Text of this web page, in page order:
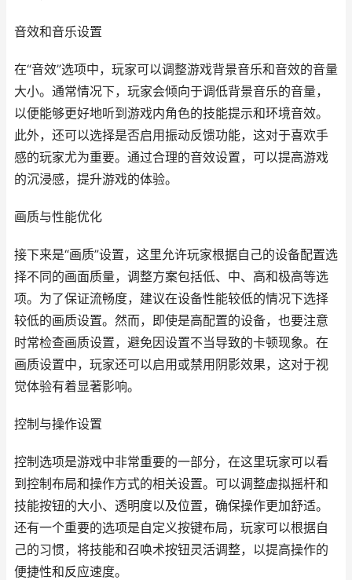
音效和音乐设置
在“音效”选项中，玩家可以调整游戏背景音乐和音效的音量
大小。通常情况下，玩家会倾向于调低背景音乐的音量，
以便能够更好地听到游戏内角色的技能提示和环境音效。
此外，还可以选择是否启用振动反馈功能，这对于喜欢手
感的玩家尤为重要。通过合理的音效设置，可以提高游戏
的沉浸感，提升游戏的体验。
画质与性能优化
接下来是“画质”设置，这里允许玩家根据自己的设备配置选
择不同的画面质量，调整方案包括低、中、高和极高等选
项。为了保证流畅度，建议在设备性能较低的情况下选择
较低的画质设置。然而，即使是高配置的设备，也要注意
时常检查画质设置，避免因设置不当导致的卡顿现象。在
画质设置中，玩家还可以启用或禁用阴影效果，这对于视
觉体验有着显著影响。
控制与操作设置
控制选项是游戏中非常重要的一部分，在这里玩家可以看
到控制布局和操作方式的相关设置。可以调整虚拟摇杆和
技能按钮的大小、透明度以及位置，确保操作更加舒适。
还有一个重要的选项是自定义按键布局，玩家可以根据自
己的习惯，将技能和召唤术按钮灵活调整，以提高操作的
便捷性和反应速度。